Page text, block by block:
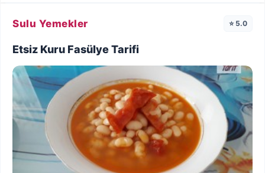
Sulu Yemekler ⭐ 5.0
Etsiz Kuru Fasülye Tarifi